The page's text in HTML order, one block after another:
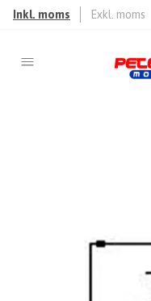
Inkl. moms Exkl. moms